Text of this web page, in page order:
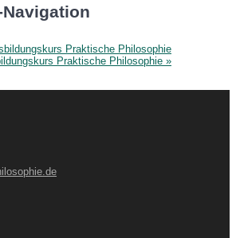
Praktische Philosophie
Praktische Philosophie »